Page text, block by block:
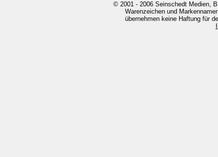
© 2001 - 2006 Seinschedt Medien,
Warenzeichen und
übernehmen keine Haftung für